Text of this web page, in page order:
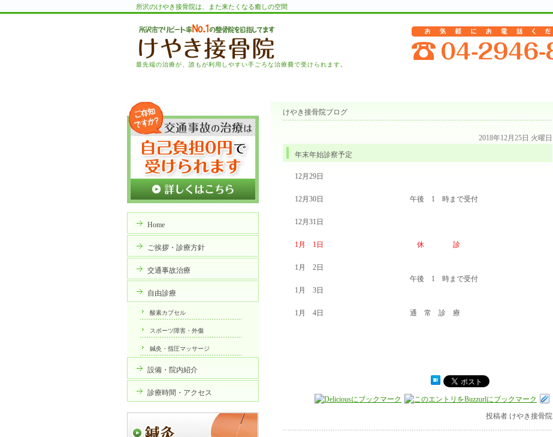
所沢のけやき接骨院は、また来たくなる癒しの空間
最先端の治療が、誰もが利用しやすい手ごろな治療費で受けられます。
けやき接骨院ブログ
2018年12月25日 火曜日
年末年始診察予定
12月29日
12月30日 午後 1 時まで受付
12月31日
1月 1日 休 診
1月 2日
午後 1 時まで受付
1月 3日
1月 4日 通 常 診 療
投稿者 けやき接骨院
Home
ご挨拶・診療方針
交通事故治療
自由診療
酸素カプセル
スポーツ障害・外傷
鍼灸・指圧マッサージ
設備・院内紹介
診療時間・アクセス